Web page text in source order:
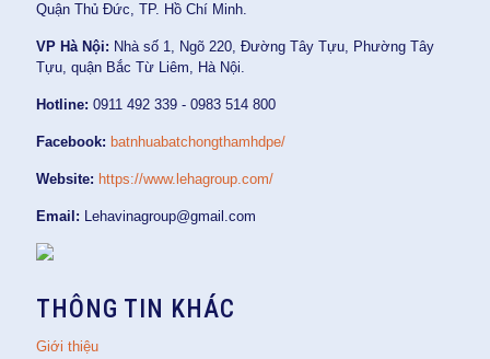
Quận Thủ Đức, TP. Hồ Chí Minh.
VP Hà Nội: Nhà số 1, Ngõ 220, Đường Tây Tựu, Phường Tây
Tựu, quận Bắc Từ Liêm, Hà Nội.
Hotline: 0911 492 339 - 0983 514 800
Facebook: batnhuabatchongthamhdpe/
Website: https://www.lehagroup.com/
Email: Lehavinagroup@gmail.com
THÔNG TIN KHÁC
Giới thiệu